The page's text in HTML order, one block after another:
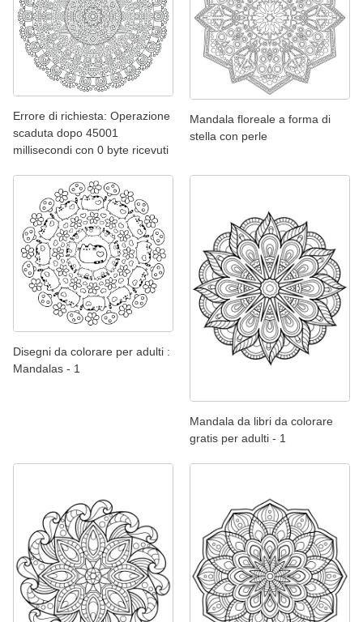
Errore di richiesta: Operazione
scaduta dopo 45001
millisecondi con 0 byte ricevuti
Mandala floreale a forma di
stella con perle
Disegni da colorare per adulti :
Mandalas - 1
Mandala da libri da colorare
gratis per adulti - 1